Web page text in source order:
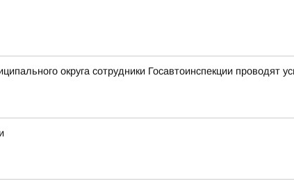
округа сотрудники Госавтоинспекции